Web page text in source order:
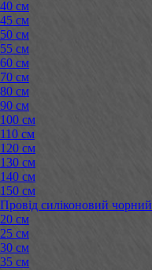
40 см
45 см
50 см
55 см
60 см
70 см
80 см
90 см
100 см
110 см
120 см
130 см
140 см
150 см
Провід силіконовий чорний
20 см
25 см
30 см
35 см